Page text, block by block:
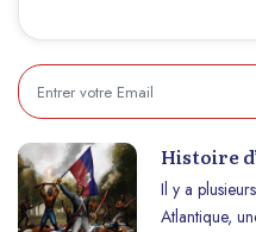
Histoire
Il y a
Atlantique,